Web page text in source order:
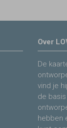
Over
De
vind je
de
hebben